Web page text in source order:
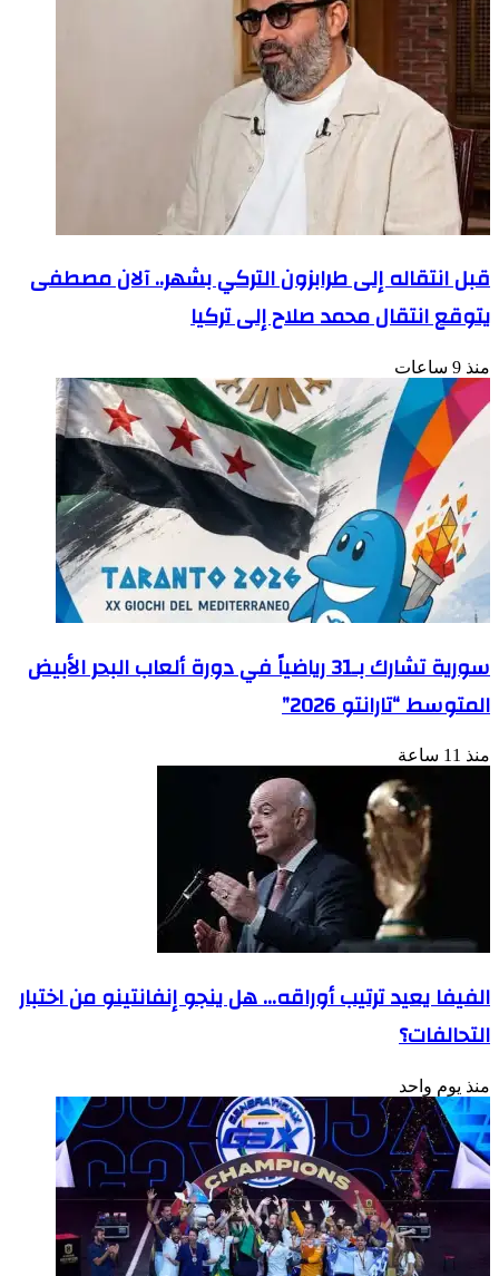
قبل انتقاله إلى طرابزون التركي بشهر.. آلان مصطفى
يتوقع انتقال محمد صلاح إلى تركيا
منذ 9 ساعات
سورية تشارك بـ31 رياضياً في دورة ألعاب البحر الأبيض
المتوسط “تارانتو 2026”
منذ 11 ساعة
الفيفا يعيد ترتيب أوراقه… هل ينجو إنفانتينو من اختبار
التحالفات؟
منذ يوم واحد